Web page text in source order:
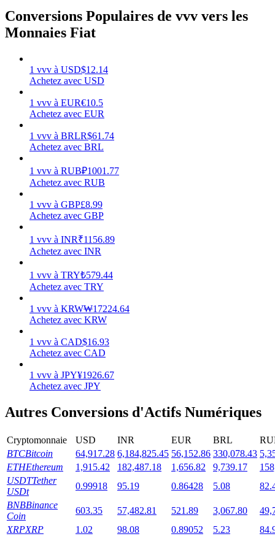
Gagner
Cochon de puissance
Gagnez quotidiennement des récompenses compétitives
Des rendements élevés et un accès instantané
Launchpool
Conversions Populaires de vvv vers les
Monnaies Fiat
1 vvv à USD$12.14
Achetez avec USD
1 vvv à EUR€10.5
Achetez avec EUR
1 vvv à BRLR$61.74
Achetez avec BRL
1 vvv à RUB₽1001.77
Achetez avec RUB
1 vvv à GBP£8.99
Achetez avec GBP
1 vvv à INR₹1156.89
Achetez avec INR
1 vvv à TRY₺579.44
Achetez avec TRY
1 vvv à KRW₩17224.64
Achetez avec KRW
1 vvv à CAD$16.93
Achetez avec CAD
1 vvv à JPY¥1926.67
Achetez avec JPY
Autres Conversions d'Actifs Numériques
Cryptomonnaie USD INR EUR BRL
BTCBitcoin 64,917.28 6,184,825.45 56,152.86 330,078.43
ETHEthereum 1,915.42 182,487.18 1,656.82 9,739.17
USDTTether
USDt
0.99918 95.19 0.86428 5.08
BNBBinance
Coin
603.35 57,482.81 521.89 3,067.80
XRPXRP 1.02 98.08 0.89052 5.23